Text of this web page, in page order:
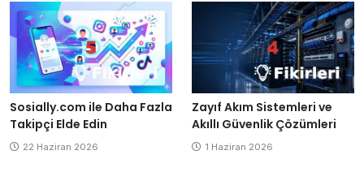
Sosially.com ile Daha Fazla
Takipçi Elde Edin
22 Haziran 2026
Zayıf Akım Sistemleri ve
Akıllı Güvenlik Çözümleri
1 Haziran 2026